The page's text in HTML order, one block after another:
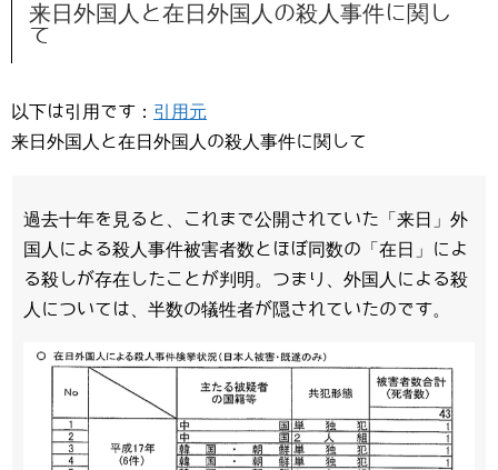
来日外国人と在日外国人の殺人事件に関し
て
以下は引用です： 引用元
来日外国人と在日外国人の殺人事件に関して
過去十年を見ると、これまで公開されていた「来日」外
国人による殺人事件被害者数とほぼ同数の「在日」によ
る殺しが存在したことが判明。つまり、外国人による殺
人については、半数の犠牲者が隠されていたのです。